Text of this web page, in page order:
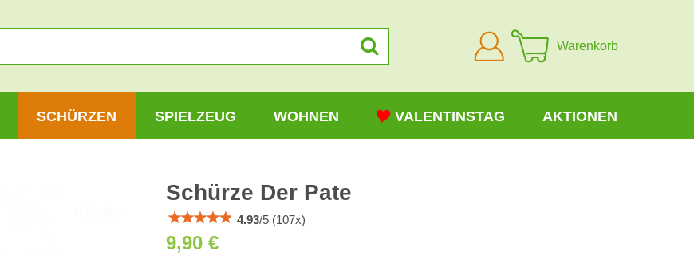
Anmelden
Warenkorb
SCHÜRZEN SPIELZEUG WOHNEN VALENTINSTAG AKTIONEN
Schürze Der Pate
4.93/5 (107x)
9,90 €